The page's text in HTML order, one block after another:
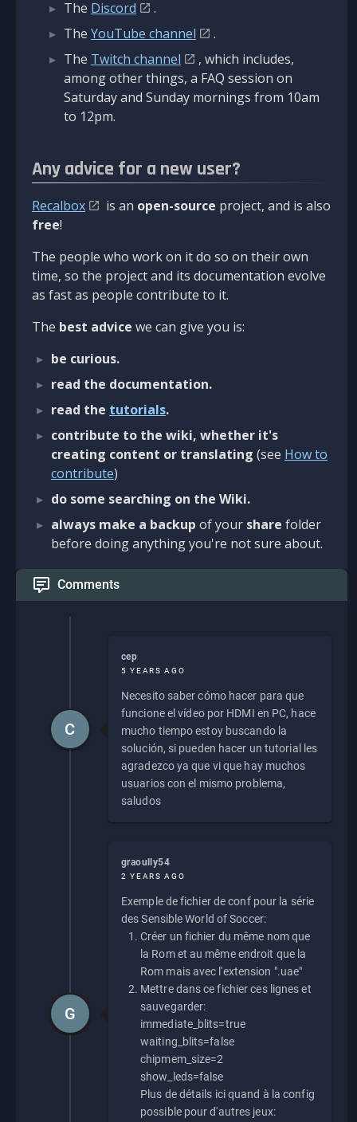
The Discord
.
The YouTube channel
.
The Twitch channel
, which includes,
among other things, a FAQ session on
Saturday and Sunday mornings from 10am
to 12pm.
Any advice for a new user?
Recalbox is an open-source project, and is also
free!
The people who work on it do so on their own
time, so the project and its documentation evolve
as fast as people contribute to it.
The best advice we can give you is:
be curious.
read the documentation.
read the tutorials.
contribute to the wiki, whether it's
creating content or translating (see How to
contribute)
do some searching on the Wiki.
always make a backup of your share folder
before doing anything you're not sure about.
Comments
cep
5 YEARS AGO
Necesito saber cómo hacer para que
funcione el vídeo por HDMI en PC, hace
mucho tiempo estoy buscando la
solución, si pueden hacer un tutorial les
agradezco ya que vi que hay muchos
usuarios con el mismo problema,
saludos
C
graoully54
2 YEARS AGO
Exemple de fichier de conf pour la série
des Sensible World of Soccer:
Créer un fichier du même nom que
la Rom et au même endroit que la
Rom mais avec l'extension ".uae"
Mettre dans ce fichier ces lignes et
sauvegarder:
immediate_blits=true
waiting_blits=false
chipmem_size=2
show_leds=false
Plus de détails ici quand à la config
possible pour d'autres jeux:
G